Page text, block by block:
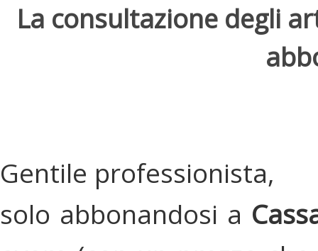
La consultazione degli
Gentile professionista,
solo abbonandosi a